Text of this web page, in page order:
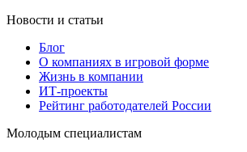
Новости и статьи
Блог
О компаниях в игровой форме
Жизнь в компании
ИТ-проекты
Рейтинг работодателей России
Молодым специалистам